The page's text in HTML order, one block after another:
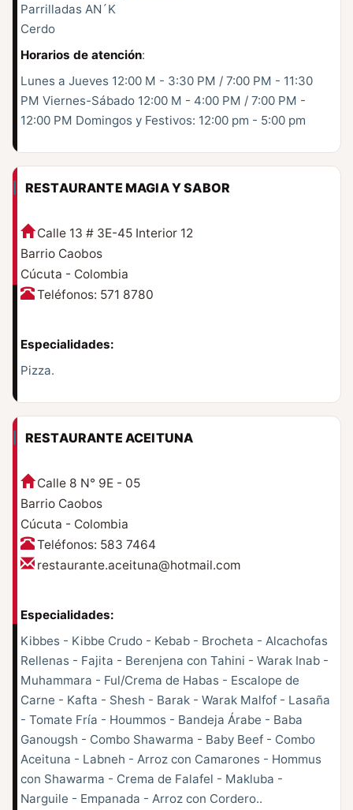
Parrilladas AN´K
Cerdo
Horarios de atención:
Lunes a Jueves 12:00 M - 3:30 PM / 7:00 PM - 11:30
PM Viernes-Sábado 12:00 M - 4:00 PM / 7:00 PM -
12:00 PM Domingos y Festivos: 12:00 pm - 5:00 pm
RESTAURANTE MAGIA Y SABOR
Calle 13 # 3E-45 Interior 12
Barrio Caobos
Cúcuta - Colombia
Teléfonos: 571 8780
Especialidades:
Pizza.
RESTAURANTE ACEITUNA
Calle 8 N° 9E - 05
Barrio Caobos
Cúcuta - Colombia
Teléfonos: 583 7464
restaurante.aceituna@hotmail.com
Especialidades:
Kibbes - Kibbe Crudo - Kebab - Brocheta - Alcachofas
Rellenas - Fajita - Berenjena con Tahini - Warak Inab -
Muhammara - Ful/Crema de Habas - Escalope de
Carne - Kafta - Shesh - Barak - Warak Malfof - Lasaña
- Tomate Fría - Hoummos - Bandeja Árabe - Baba
Ganougsh - Combo Shawarma - Baby Beef - Combo
Aceituna - Labneh - Arroz con Camarones - Hommus
con Shawarma - Crema de Falafel - Makluba -
Narguile - Empanada - Arroz con Cordero..